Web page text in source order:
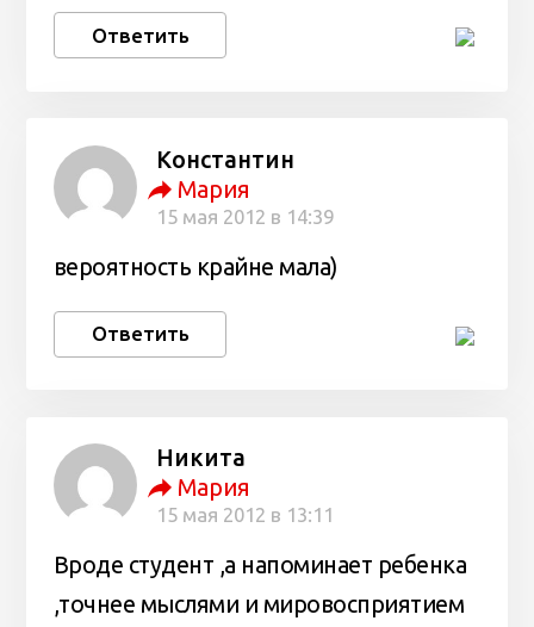
Ответить
Константин
Мария
15 мая 2012 в 14:39
вероятность крайне мала)
Ответить
Никита
Мария
15 мая 2012 в 13:11
Вроде студент ,а напоминает ребенка
,точнее мыслями и мировосприятием